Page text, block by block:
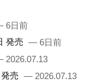
6日前
発売 — 6日前
2026.07.13
売 — 2026.07.13